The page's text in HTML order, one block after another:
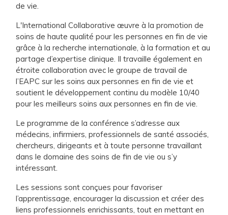
de vie.
L'International Collaborative œuvre à la promotion de
soins de haute qualité pour les personnes en fin de vie
grâce à la recherche internationale, à la formation et au
partage d’expertise clinique. Il travaille également en
étroite collaboration avec le groupe de travail de
l’EAPC sur les soins aux personnes en fin de vie et
soutient le développement continu du modèle 10/40
pour les meilleurs soins aux personnes en fin de vie.
Le programme de la conférence s’adresse aux
médecins, infirmiers, professionnels de santé associés,
chercheurs, dirigeants et à toute personne travaillant
dans le domaine des soins de fin de vie ou s’y
intéressant.
Les sessions sont conçues pour favoriser
l’apprentissage, encourager la discussion et créer des
liens professionnels enrichissants, tout en mettant en